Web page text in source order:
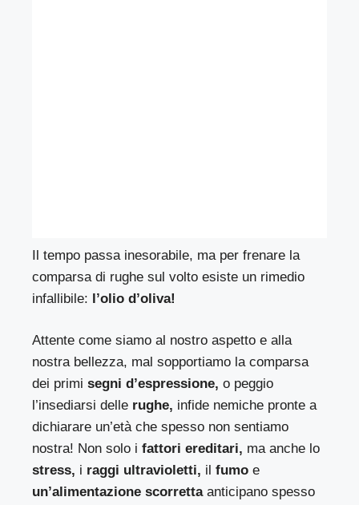
Il tempo passa inesorabile, ma per frenare la
comparsa di rughe sul volto esiste un rimedio
infallibile: l’olio d’oliva!
Attente come siamo al nostro aspetto e alla
nostra bellezza, mal sopportiamo la comparsa
dei primisegni d’espressione, o peggio
l’insediarsi delle rughe, infide nemiche pronte a
dichiarare un’età che spesso non sentiamo
nostra! Non solo ifattori ereditari, ma anche lo
stress, i raggi ultravioletti, ilfumo e
un’alimentazione scorrettaanticipano spesso